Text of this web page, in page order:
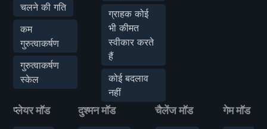
चलने की गति
कम
गुरुत्वाकर्षण
गुरुत्वाकर्षण
स्केल
ग्राहक कोई
भी कीमत
स्वीकार करते
हैं
कोई बदलाव
नहीं
प्लेयर मॉड दुश्मन मॉड चैलेंज मॉड गेम मॉड